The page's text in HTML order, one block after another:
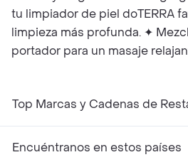
tu limpiador de piel doTERRA
limpieza más profunda. ✦
portador para un masaje
Top Marcas y Cadenas de
Encuéntranos en estos países